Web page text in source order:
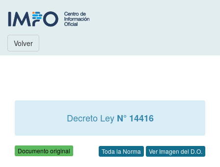
Volver
Decreto Ley N° 14416
Documento original Toda la Norma Ver Imagen del D.O.